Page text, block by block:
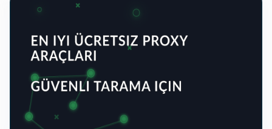
ustadır.